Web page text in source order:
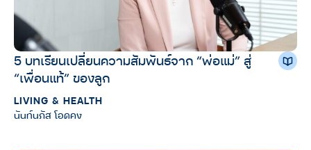
5 บทเรียนเปลี่ยนความสัมพันธ์จาก “พ่อแม่” สู่
“เพื่อนแท้” ของลูก
LIVING & HEALTH
นันท์นภัส โอดคง